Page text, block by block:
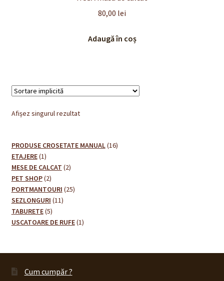
80,00 lei
Adaugă în coș
Afișez singurul rezultat
PRODUSE CROSETATE MANUAL 1616
ETAJERE 11
produs
MESE DE CALCAT 22
PET SHOP 22
produse
PORTMANTOURI 2525
SEZLONGURI 1111
TABURETE 55
produse
USCATOARE DE RUFE 11
Cum cumpăr ?